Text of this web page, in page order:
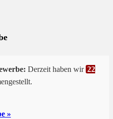
Derzeit haben wir 22
»